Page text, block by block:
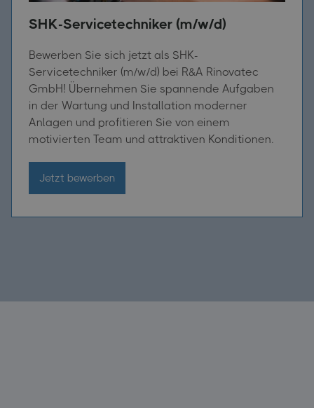
SHK-Servicetechniker (m/w/d)
Bewerben Sie sich jetzt als SHK-
Servicetechniker (m/w/d) bei R&A Rinovatec
GmbH! Übernehmen Sie spannende Aufgaben
in der Wartung und Installation moderner
Anlagen und profitieren Sie von einem
motivierten Team und attraktiven Konditionen.
Jetzt bewerben